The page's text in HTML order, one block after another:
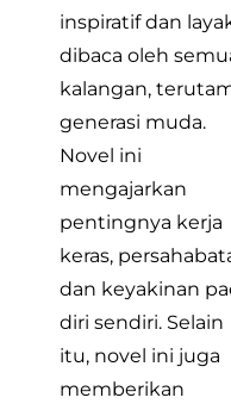
inspiratif dan
dibaca oleh
kalangan,
generasi muda.
Novel ini
mengajarkan
pentingnya kerja
keras,
dan keyakinan
diri sendiri. Selain
itu, novel ini juga
memberikan